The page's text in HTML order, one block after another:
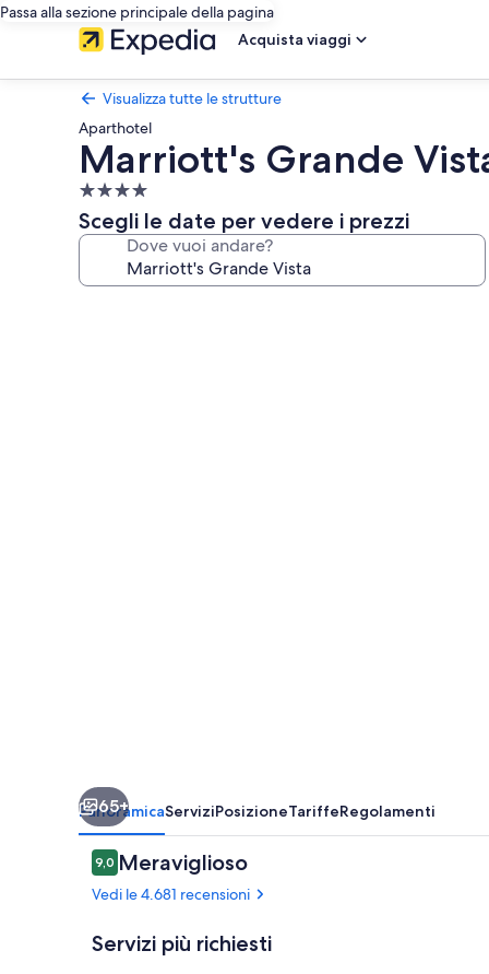
Passa alla sezione principale della pagina
Acquista viaggi
Visualizza tutte le strutture
Aparthotel
Marriott's Grande
Struttura
a
4.0
Scegli le date per vedere i prezzi
Dove vuoi andare?
65+
PanoramicaServiziPosizioneTariffeRegolamenti
Recensioni
9,09,0 su 10
Meraviglioso
Vedi le 4.681 recensioni
Servizi più richiesti